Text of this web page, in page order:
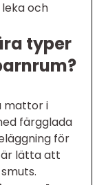
och
typer
mattor i
färgglada
för
lätta att